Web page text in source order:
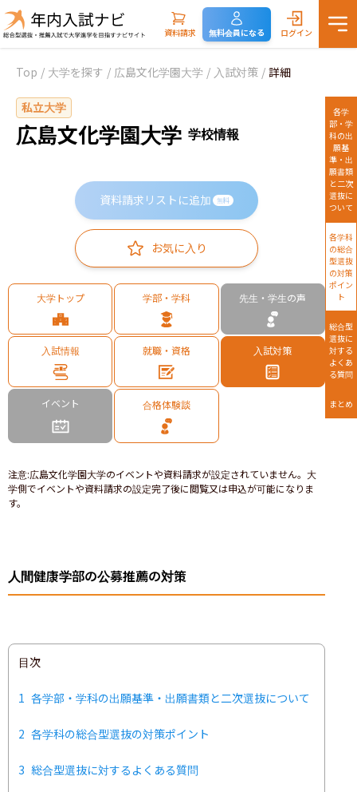
資料請求 無料会員になる ログイン
Top / 大学を探す / 広島文化学園大学 / 入試対策 / 詳細
私立大学
広島文化学園大学 学校情報
資料請求リストに追加 無料
お気に入り
大学トップ 学部・学科 先生・学生の声
入試情報 就職・資格 入試対策
イベント 合格体験談
注意:広島文化学園大学のイベントや資料請求が設定されていません。大
学側でイベントや資料請求の設定完了後に閲覧又は申込が可能になりま
す。
人間健康学部の公募推薦の対策
目次
1 各学部・学科の出願基準・出願書類と二次選抜について
2 各学科の総合型選抜の対策ポイント
3 総合型選抜に対するよくある質問
各学
部・学
科の出
願基
準・出
願書類
と二次
選抜に
ついて
各学科
の総合
型選抜
の対策
ポイン
ト
総合型
選抜に
対する
よくあ
る質問
まとめ